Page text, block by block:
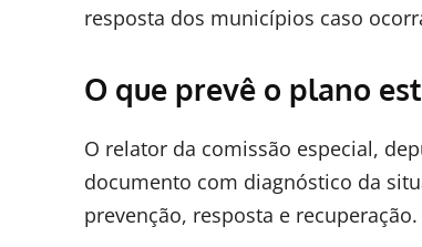
resposta dos municípios caso
O que prevê o plano
O relator da comissão especial,
documento com diagnóstico da
prevenção, resposta e recuperação.